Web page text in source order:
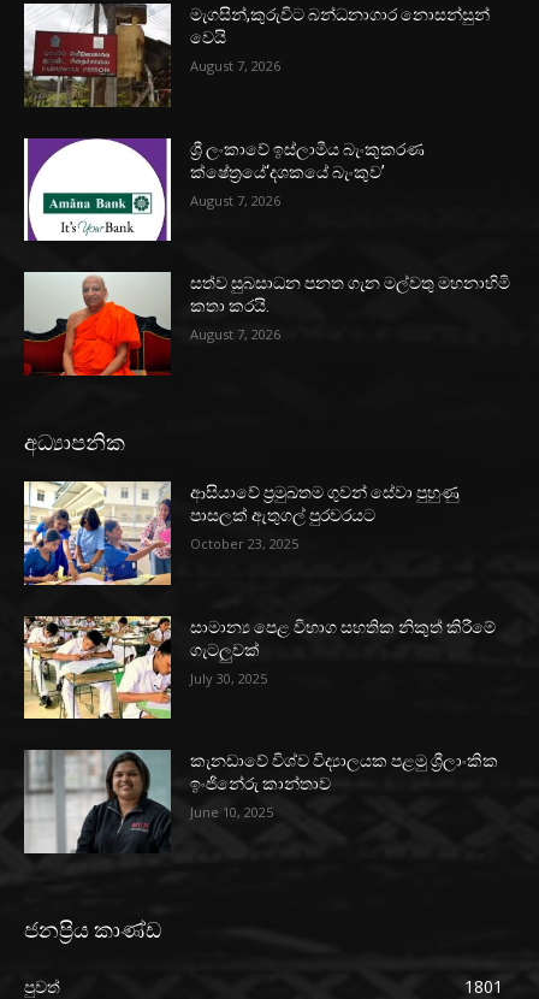
මැගසින්,කුරුවිට බන්ධනාගාර නොසන්සුන්
වෙයි
August 7, 2026
ශ්‍රී ලංකාවේ ඉස්ලාමීය බැංකුකරණ
ක්ෂේත්‍රයේ‘දශකයේ බැංකුව’
August 7, 2026
සත්ව සුබසාධන පනත ගැන මල්වතු මහනාහිමි
කතා කරයි.
August 7, 2026
අධ්‍යාපනික
ආසියාවේ ප්‍රමුඛතම ගුවන් සේවා පුහුණු
පාසලක් ඇතුගල් පුරවරයට
October 23, 2025
සාමාන්‍ය පෙළ විභාග සහතික නිකුත් කිරීමේ
ගැටලුවක්
July 30, 2025
කැනඩාවේ විශ්ව විද්‍යාලයක පළමු ශ්‍රීලාංකික
ඉංජිනේරු කාන්තාව
June 10, 2025
ජනප්‍රිය කාණ්ඩ
පුවත්
1801